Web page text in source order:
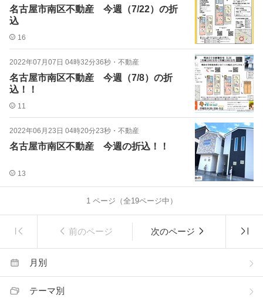
名古屋市南区不動産 今週（7/22）の折
込
16
2022年07月07日 04時32分36秒 ・ 不動産
名古屋市南区不動産 今週（7/8）の折
込！！
11
2022年06月23日 04時20分23秒 ・ 不動産
名古屋市南区不動産 今週の折込！！
13
1ページ（全19ページ中）
前のページ 次のページ
月別
テーマ別